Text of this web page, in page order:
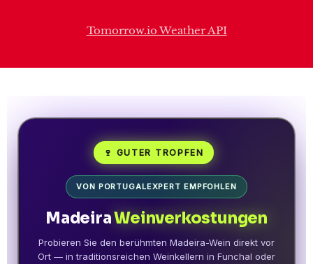
🍷 GUTER TROPFEN
VON PORTUGALEXPERT EMPFOHLEN
MadeiraWeinverkostungen
Probieren Sie den berühmten Madeira-Wein direkt vor
Ort — in traditionsreichen Weinkellern in Funchal oder